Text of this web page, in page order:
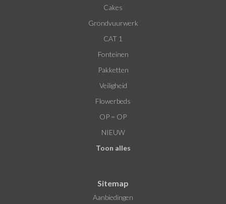
Cakes
Grondvuurwerk
CAT 1
Fonteinen
Pakketten
Veiligheid
Flowerbeds
OP = OP
NIEUW
Toon alles
Sitemap
Aanbiedingen